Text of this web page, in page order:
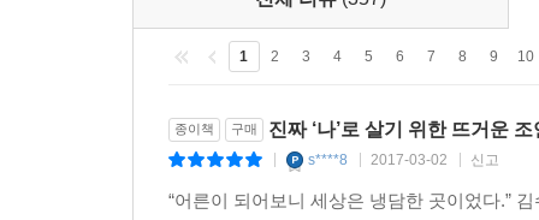
모두 괜찮은 척 하고 있는 건 아닐까. 사실은 괜
실력, 애매한 어른으로 자란 우리는 모두 어른을
떨어지는 취업률과 치솟는 물가는 아직 사회에
모두 고민하고 모두 답답해하는 현실, 그게 지금
1 2 3 4 5 6 7 8 9 10
종이책 구매 진짜 ‘나’로 살기 위한 뜨거운
s****8 2017-03-02 신고
“어른이 되어보니 세상은 냉담한 곳이었다.”